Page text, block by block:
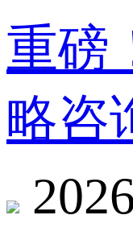
重磅
略咨